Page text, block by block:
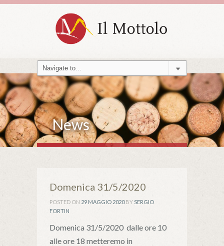
News
Domenica 31/5/2020
POSTED ON 29 MAGGIO 2020BY SERGIO
FORTIN
Domenica 31/5/2020 dalle ore 10
alle ore 18 metteremo in